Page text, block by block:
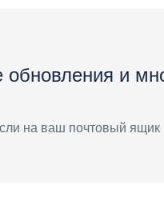
обновления и
на ваш почтовый ящик